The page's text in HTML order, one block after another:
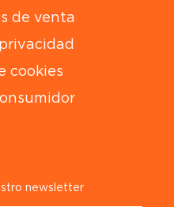
de venta
cookies
newsletter